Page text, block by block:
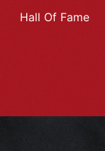
Hall Of Fame